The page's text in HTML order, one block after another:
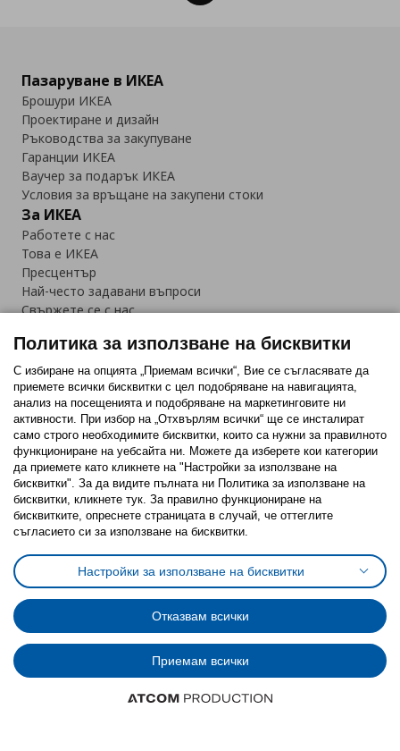
Пазаруване в ИКЕА
Брошури ИКЕА
Проектиране и дизайн
Ръководства за закупуване
Гаранции ИКЕА
Ваучер за подарък ИКЕА
Условия за връщане на закупени стоки
За ИКЕА
Работете с нас
Това е ИКЕА
Пресцентър
Най-често задавани въпроси
Свържете се с нас
Последвайте ни:
FacebookTwitterYoutubePinterestInstagram
Политика за използване на бисквитки (Cookies)
Избор на настройки за използване на бисквитки
Условия за ползване на ikea.bg
Обща политика за личните данни
Политика за защита на личните данни на ikea.bg
Общи условия на програма IKEA Family
Политика за защита на лични данни на програма IKEA Family
Политика за използване на бисквитки
С избиране на опцията „Приемам всички“, Вие се съгласявате да
приемете всички бисквитки с цел подобряване на навигацията,
анализ на посещенията и подобряване на маркетинговите ни
активности. При избор на „Отхвърлям всички“ ще се инсталират
само строго необходимитe бисквитки, които са нужни за правилното
функциониране на уебсайта ни. Можете да изберете кои категории
да приемете като кликнете на "Настройки за използване на
бисквитки". За да видите пълната ни Политика за използване на
бисквитки, кликнете тук. За правилно функциониране на
бисквитките, опреснете страницата в случай, че оттеглите
съгласието си за използване на бисквитки.
Настройки за използване на бисквитки
Отказвам всички
Приемам всички